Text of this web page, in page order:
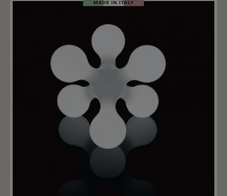
una lunga durata. Cavo di alimentazione con alta